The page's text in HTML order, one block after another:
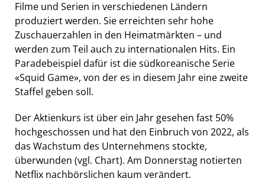
Filme und Serien in verschiedenen Ländern
produziert werden. Sie erreichten sehr hohe
Zuschauerzahlen in den Heimatmärkten – und
werden zum Teil auch zu internationalen Hits. Ein
Paradebeispiel dafür ist die südkoreanische Serie
«Squid Game», von der es in diesem Jahr eine zweite
Staffel geben soll.
Der Aktienkurs ist über ein Jahr gesehen fast 50%
hochgeschossen und hat den Einbruch von 2022, als
das Wachstum des Unternehmens stockte,
überwunden (vgl. Chart). Am Donnerstag notierten
Netflix nachbörslichen kaum verändert.